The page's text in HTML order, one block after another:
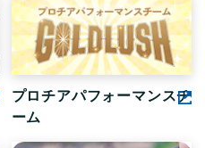
プロチアパフォーマンスチ
ーム